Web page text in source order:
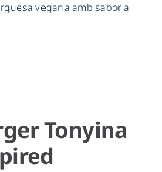
vegana amb sabor a
Tonyina